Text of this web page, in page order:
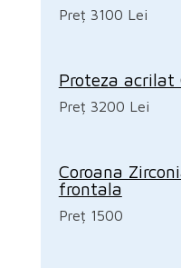
Preț 3100 Lei
Proteza acrilat
Preț 3200 Lei
Coroana
frontala
Preț 1500